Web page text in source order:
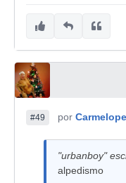
#49 por
"urbanboy"
alpedismo